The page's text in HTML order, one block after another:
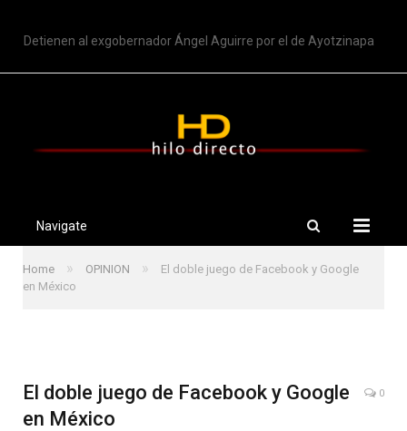
Detienen al exgobernador Ángel Aguirre por el de Ayotzinapa
Navigate
Home » OPINION »
El doble juego de Facebook y Google
en México
El doble juego de Facebook y Google
en México
0